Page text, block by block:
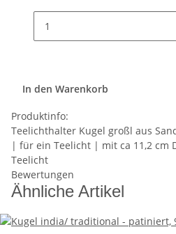
In den Warenkorb
Produktinfo:
Teelichthalter Kugel großl aus
| für ein Teelicht | mit ca 11,2 cm
Teelicht
Bewertungen
Ähnliche Artikel